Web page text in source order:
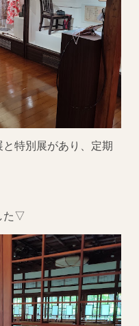
特別展があり、定期
た▽